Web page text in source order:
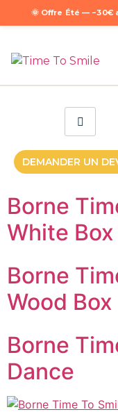
🌞 Offre Été — −30€
DEMANDER UN
Borne
White Box
Borne
Wood Box
Borne
Dance